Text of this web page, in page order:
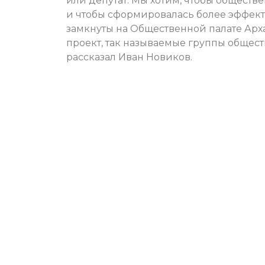
и чтобы сформировалась более
замкнуты на Общественной палате
проект, так называемые группы
рассказал Иван Новиков.